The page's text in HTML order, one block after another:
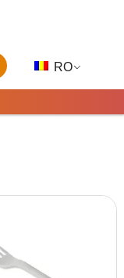
RO